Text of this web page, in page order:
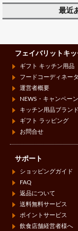
最近
フェイバリットキ
ギフト キッチン用品
フードコーディネー
運営者概要
NEWS・キャンペー
キッチン用品ブラン
ギフト ラッピング
お問合せ
サポート
ショッピングガイド
FAQ
返品について
送料無料サービス
ポイントサービス
飲食店舗経営者様へ